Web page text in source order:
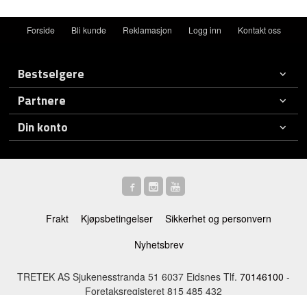
Forside Bli kunde Reklamasjon Logg inn Kontakt oss
Bestselgere
Partnere
Din konto
Frakt Kjøpsbetingelser
Sikkerhet og personvern
Nyhetsbrev
TRETEK AS Sjukenesstranda 51 6037 Eidsnes Tlf. 70146100 -
Foretaksregisteret 815 485 432